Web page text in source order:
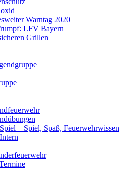
Warntag 2020
LFV Bayern
Grillen
– Spiel, Spaß, Feuerwehrwissen